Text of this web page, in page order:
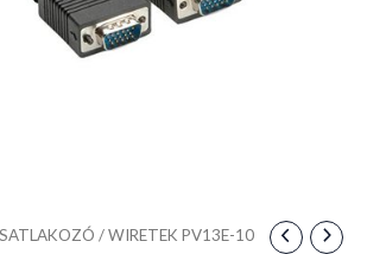
/ WIRETEK PV13E-10